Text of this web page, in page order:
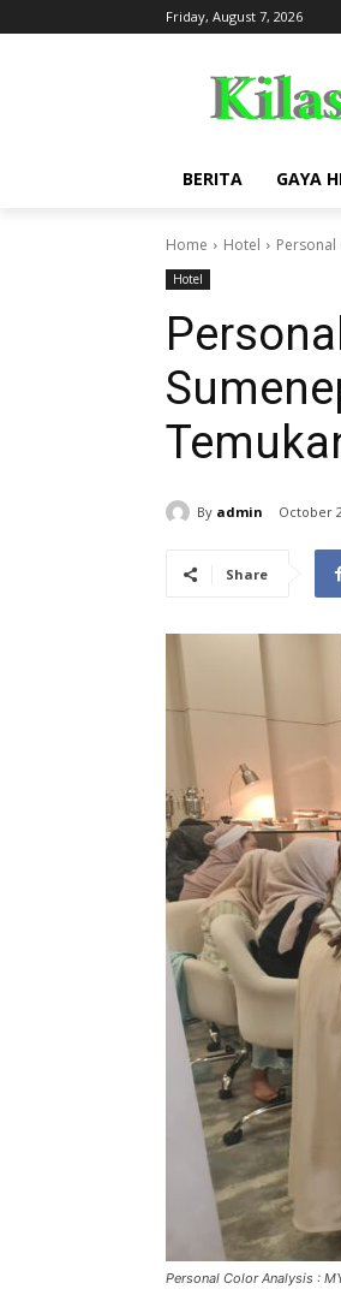
Friday, August 7, 2026
BERITA GAYA
Home Hotel Personal
Hotel
By admin October
Share
Personal Color Analysis :